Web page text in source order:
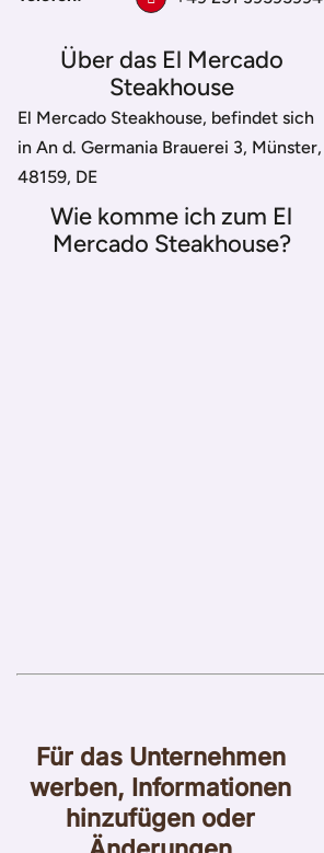
Über das El Mercado
Steakhouse
El Mercado Steakhouse, befindet sich
in An d. Germania Brauerei 3, Münster,
48159, DE
Wie komme ich zum El
Mercado Steakhouse?
Für das Unternehmen
werben, Informationen
hinzufügen oder